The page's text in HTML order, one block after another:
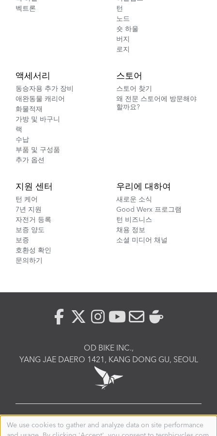
벡트론
턴
노드
숏 하울
버지
로지
액세서리
동승자용 추가 장비
애완동물 캐리어
화물적재
가방 및 바구니
랙
수납
부품 및 구성품
추가 옵션
스토어
스토어 찾기
왜 전문 스토어에 방문해야
할까요?
지원 센터
턴 케어
7년 지원
자전거 등록
보증 양도
보증
호환성 확인
문의하기
우리에 대하여
새로운 소식
Good Werx 프로그램
턴 비즈니스
채용 정보
소셜 미디어 채널
OD BIKE INC.,
YANG JAE DAERO 1421, KANG DONG GU, SEOUL
KOREA
Use
We use cookies to gather and analyze data on site performance